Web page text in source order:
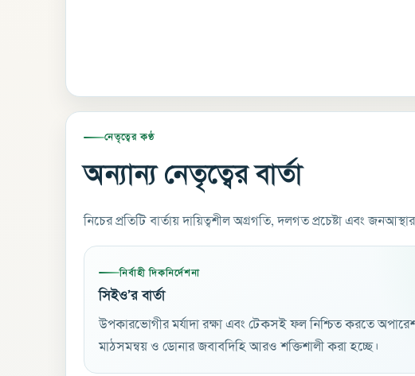
নেতৃত্বের কণ্ঠ
অন্যান্য নেতৃত্বের বার্তা
নিচের প্রতিটি বার্তায় দায়িত্বশীল অগ্রগতি, দলগত প্রচেষ্টা এবং
নির্বাহী দিকনির্দেশনা
সিইও’র বার্তা
উপকারভোগীর মর্যাদা রক্ষা এবং টেকসই ফল নিশ্চিত করতে
মাঠসমন্বয় ও ডোনার জবাবদিহি আরও শক্তিশালী করা হচ্ছে।